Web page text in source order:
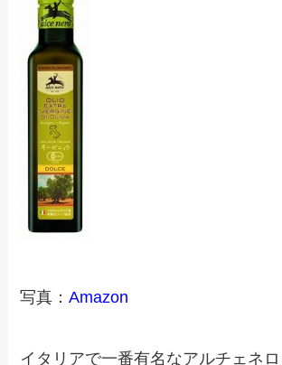
写真：Amazon
イタリアで一番有名なアルチェネ